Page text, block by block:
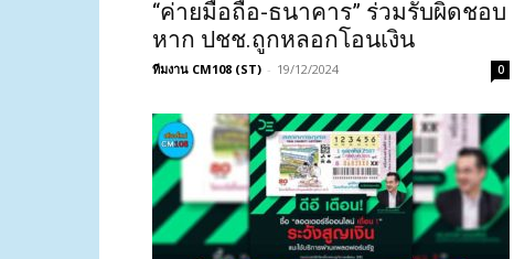
“ค่ายมือถือ-ธนาคาร” ร่วมรับผิดชอบ
หาก ปชช.ถูกหลอกโอนเงิน
ทีมงาน CM108 (ST) - 19/12/2024 0